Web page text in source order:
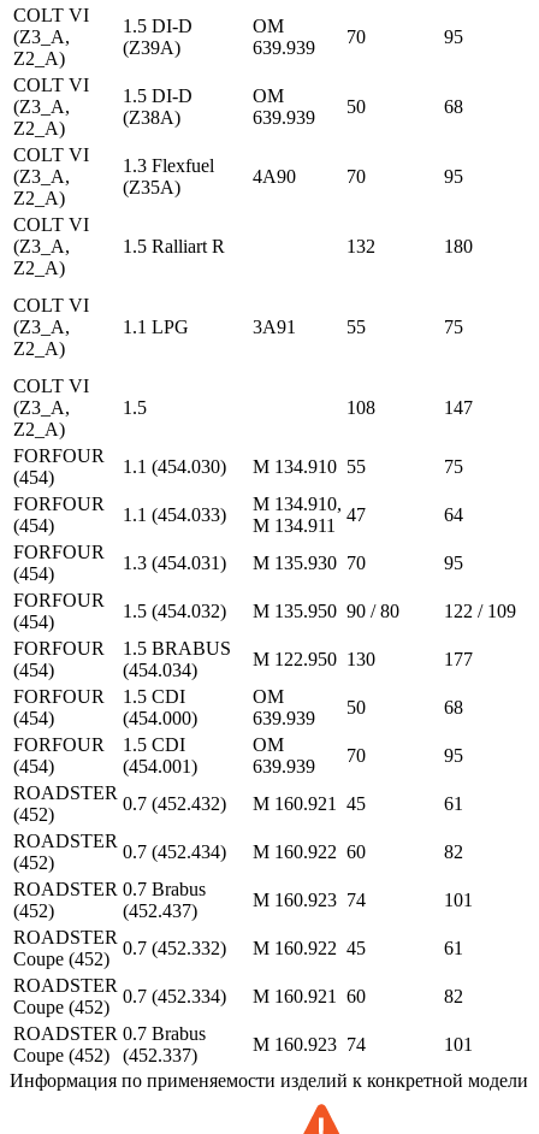
COLT VI
(Z3_A,
Z2_A)
1.5 DI-D
(Z39A)
OM
639.939
70 95
COLT VI
(Z3_A,
Z2_A)
1.5 DI-D
(Z38A)
OM
639.939
50 68
COLT VI
(Z3_A,
Z2_A)
1.3 Flexfuel
(Z35A)
4A90 70 95
COLT VI
(Z3_A,
Z2_A)
1.5 Ralliart R 132 180
COLT VI
(Z3_A,
Z2_A)
1.1 LPG 3A91 55 75
COLT VI
(Z3_A,
Z2_A)
1.5 108 147
FORFOUR
(454)
1.1 (454.030) M 134.910 55
75
FORFOUR
(454)
1.1 (454.033)
M 134.910,
M 134.911
47
64
FORFOUR
(454)
1.3 (454.031) M 135.930 70
95
FORFOUR
(454)
1.5 (454.032) M 135.950 90 / 80
122 / 109
FORFOUR
(454)
1.5 BRABUS
(454.034)
M 122.950 130
177
FORFOUR
(454)
1.5 CDI
(454.000)
OM
639.939
50
68
FORFOUR
(454)
1.5 CDI
(454.001)
OM
639.939
70
95
ROADSTER
(452)
0.7 (452.432) M 160.921 45
61
ROADSTER
(452)
0.7 (452.434) M 160.922 60
82
ROADSTER
(452)
0.7 Brabus
(452.437)
M 160.923 74
101
ROADSTER
Coupe (452)
0.7 (452.332) M 160.922 45
61
ROADSTER
Coupe (452)
0.7 (452.334) M 160.921 60
82
ROADSTER
Coupe (452)
0.7 Brabus
(452.337)
M 160.923 74
101
Информация по применяемости изделий к конкретной модели